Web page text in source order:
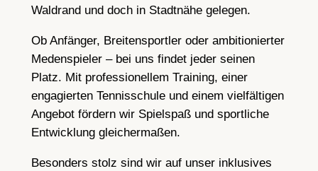
Waldrand und doch in Stadtnähe gelegen.
Ob Anfänger, Breitensportler oder ambitionierter
Medenspieler – bei uns findet jeder seinen
Platz. Mit professionellem Training, einer
engagierten Tennisschule und einem vielfältigen
Angebot fördern wir Spielspaß und sportliche
Entwicklung gleichermaßen.
Besonders stolz sind wir auf unser inklusives